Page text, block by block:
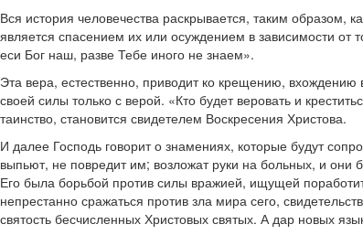
Вся история человечества раскрывается, таким
является спасением их или осуждением в зависимости от
еси Бог наш, разве Тебе иного не знаем».
Эта вера, естественно, приводит ко крещению,
своей силы только с верой. «Кто будет веровать и
таинство, становится свидетелем Воскресения Христова.
И далее Господь говорит о знамениях, которые будут
выпьют, не повредит им; возложат руки на больных, и
Его была борьбой против силы вражией, ищущей
непрестанно сражаться против зла мира сего,
святость бесчисленных Христовых святых. А дар новых